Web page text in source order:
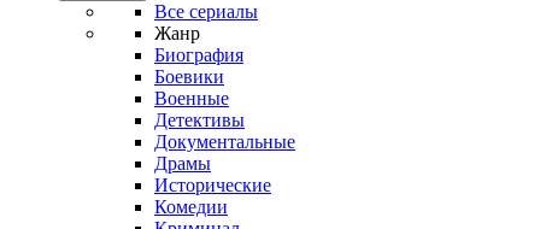
Все сериалы
Жанр
Биография
Боевики
Военные
Детективы
Документальные
Драмы
Исторические
Комедии